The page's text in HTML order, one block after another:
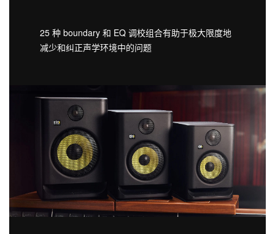
25 种 boundary 和 EQ 调校组合有助于极大限度地
减少和纠正声学环境中的问题